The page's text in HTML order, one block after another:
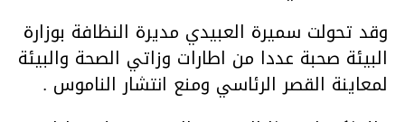
وقد تحولت سميرة العبيدي مديرة النظافة بوزارة
البيئة صحبة عددا من اطارات وزاتي الصحة والبيئة
لمعاينة القصر الرئاسي ومنع انتشار الناموس .